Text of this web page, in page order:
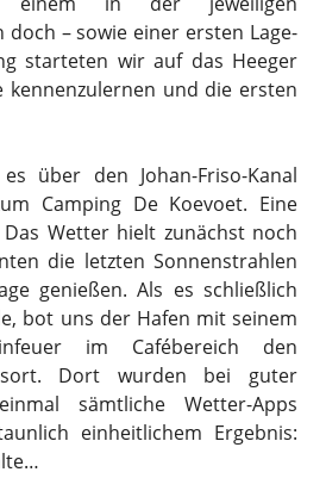
doch – sowie einer ersten Lage-
starteten wir auf das Heeger
kennenzulernen und die ersten
über den Johan-Friso-Kanal
Camping De Koevoet. Eine
Wetter hielt zunächst noch
die letzten Sonnenstrahlen
genießen. Als es schließlich
bot uns der Hafen mit seinem
im Cafébereich den
Dort wurden bei guter
sämtliche Wetter-Apps
einheitlichem Ergebnis: